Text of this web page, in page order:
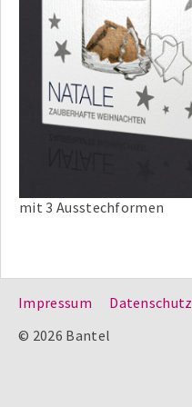
mit 3 Ausstechformen
Impressum Datenschutz
© 2026 Bantel